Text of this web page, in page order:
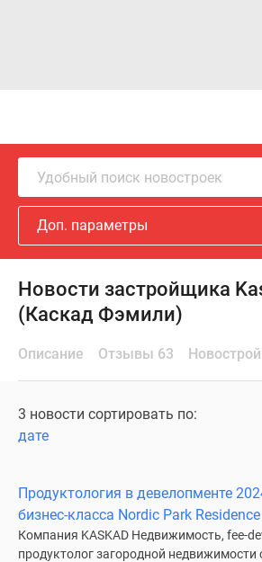
Удобный поиск новостроек
Доп. параметры
Новости застройщика
(Каскад Фэмили)
Описание Отзывы 63
3 новости сортировать по:
дате
Продуктология в девелопменте
бизнес-класса Nordic Park Residence
Компания KASKAD Недвижимость, fee-
продуктолог загородной недвижимости